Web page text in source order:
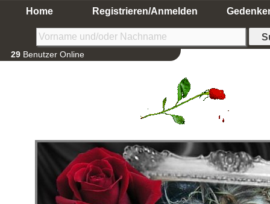
Home Registrieren/Anmelden
29 Benutzer Online